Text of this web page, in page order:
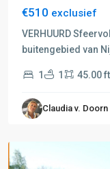
€510 exclusief
VERHUURD
buitengebied van
1 1 45.00 ft
Claudia v. Doorn
D:
Putten-
Nijkerk,